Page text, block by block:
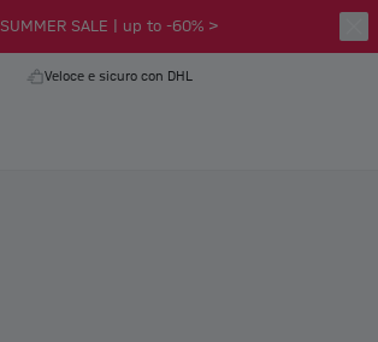
SUMMER SALE | up to -60% >
Veloce e sicuro con DHL